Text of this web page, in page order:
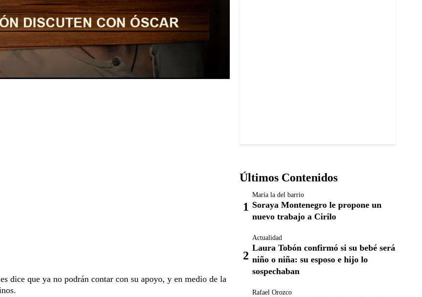
dice que ya no podrán contar con su apoyo, y en medio de la
Últimos Contenidos
María la del barrio
Soraya Montenegro le propone un
nuevo trabajo a Cirilo
Actualidad
Laura Tobón confirmó si su bebé será
niño o niña: su esposo e hijo lo
sospechaban
Rafael Orozco